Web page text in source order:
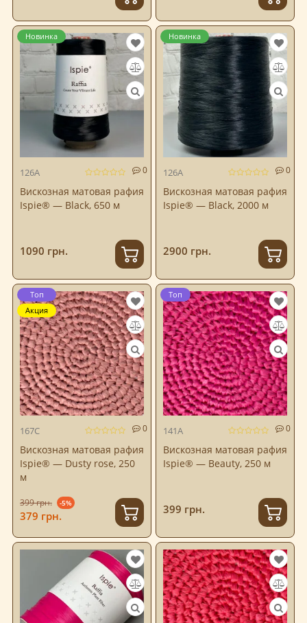
126A 0
Вискозная матовая рафия
Ispie® — Black, 650 м
Новинка
1090 грн.
126A 0
Вискозная матовая рафия
Ispie® — Black, 2000 м
Новинка
2900 грн.
167C 0
Вискозная матовая рафия
Ispie® — Dusty rose, 250
м
Топ
Акция
399 грн. -5%
379 грн.
141A 0
Вискозная матовая рафия
Ispie® — Beauty, 250 м
Топ
399 грн.